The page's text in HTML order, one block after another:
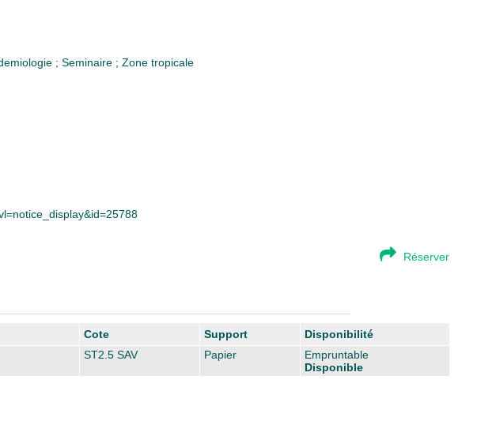
; Seminaire ; Zone tropicale
Réserver
Cote Support
Disponibilité
ST2.5 SAV Papier
Empruntable
Disponible